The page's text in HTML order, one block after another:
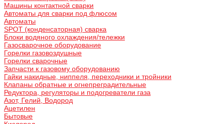
Машины контактной сварки
Автоматы для сварки под флюсом
Автоматы
SPOT (конденсаторная) сварка
Блоки водяного охлаждения/тележки
Газосварочное оборудование
Горелки газовоздушные
Горелки сварочные
Запчасти к газовому оборудованию
Гайки накидные, ниппеля, переходники и тройники
Клапаны обратные и огнепреградительные
Редуктора, регуляторы и подогреватели газа
Азот, Гелий, Водород
Ацетилен
Бытовые